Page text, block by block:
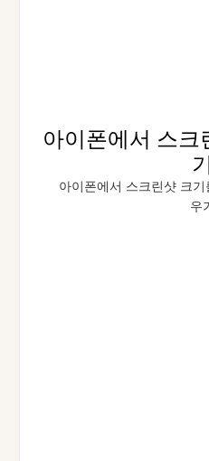
아이폰에서 스
아이폰에서 스크린샷 크
우